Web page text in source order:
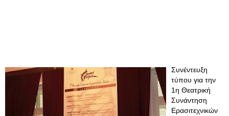
Συνέντευξη
τύπου για την
1η Θεατρική
Συνάντηση
Ερασιτεχνικών